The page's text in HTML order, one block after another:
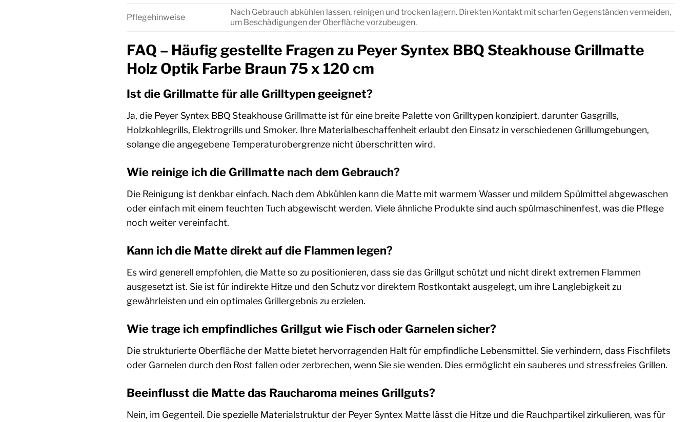
Pflegehinweise
Nach Gebrauch abkühlen lassen, reinigen und trocken lagern. Direkten Kontakt mit scharfen Gegenständen vermeiden,
um Beschädigungen der Oberfläche vorzubeugen.
FAQ – Häufig gestellte Fragen zu Peyer Syntex BBQ Steakhouse Grillmatte
Holz Optik Farbe Braun 75 x 120 cm
Ist die Grillmatte für alle Grilltypen geeignet?
Ja, die Peyer Syntex BBQ Steakhouse Grillmatte ist für eine breite Palette von Grilltypen konzipiert, darunter Gasgrills,
Holzkohlegrills, Elektrogrills und Smoker. Ihre Materialbeschaffenheit erlaubt den Einsatz in verschiedenen Grillumgebungen,
solange die angegebene Temperaturobergrenze nicht überschritten wird.
Wie reinige ich die Grillmatte nach dem Gebrauch?
Die Reinigung ist denkbar einfach. Nach dem Abkühlen kann die Matte mit warmem Wasser und mildem Spülmittel abgewaschen
oder einfach mit einem feuchten Tuch abgewischt werden. Viele ähnliche Produkte sind auch spülmaschinenfest, was die Pflege
noch weiter vereinfacht.
Kann ich die Matte direkt auf die Flammen legen?
Es wird generell empfohlen, die Matte so zu positionieren, dass sie das Grillgut schützt und nicht direkt extremen Flammen
ausgesetzt ist. Sie ist für indirekte Hitze und den Schutz vor direktem Rostkontakt ausgelegt, um ihre Langlebigkeit zu
gewährleisten und ein optimales Grillergebnis zu erzielen.
Wie trage ich empfindliches Grillgut wie Fisch oder Garnelen sicher?
Die strukturierte Oberfläche der Matte bietet hervorragenden Halt für empfindliche Lebensmittel. Sie verhindern, dass Fischfilets
oder Garnelen durch den Rost fallen oder zerbrechen, wenn Sie sie wenden. Dies ermöglicht ein sauberes und stressfreies Grillen.
Beeinflusst die Matte das Raucharoma meines Grillguts?
Nein, im Gegenteil. Die spezielle Materialstruktur der Peyer Syntex Matte lässt die Hitze und die Rauchpartikel zirkulieren, was für